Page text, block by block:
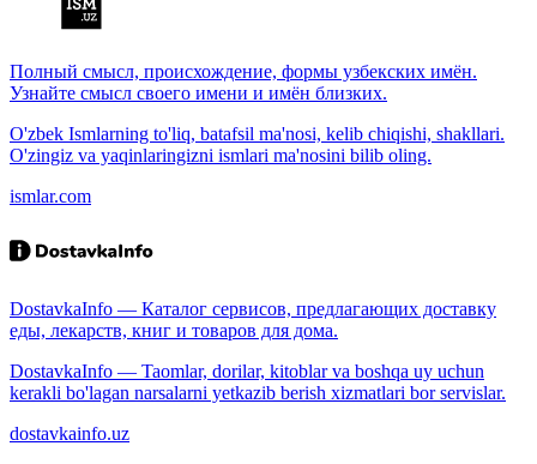
Полный смысл, происхождение, формы узбекских имён.
Узнайте смысл своего имени и имён близких.
O'zbek Ismlarning to'liq, batafsil ma'nosi, kelib chiqishi, shakllari.
O'zingiz va yaqinlaringizni ismlari ma'nosini bilib oling.
ismlar.com
DostavkaInfo — Каталог сервисов, предлагающих доставку
еды, лекарств, книг и товаров для дома.
DostavkaInfo — Taomlar, dorilar, kitoblar va boshqa uy uchun
kerakli bo'lagan narsalarni yetkazib berish xizmatlari bor servislar.
dostavkainfo.uz